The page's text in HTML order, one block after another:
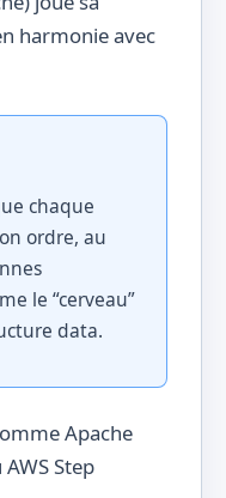
harmonie avec
chaque
ordre, au
le “cerveau”
data.
Apache
Step